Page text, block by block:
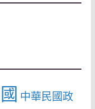
中華民國政